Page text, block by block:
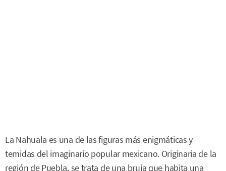
La Nahuala es una de las figuras más enigmáticas y
temidas del imaginario popular mexicano. Originaria de la
región de Puebla, se trata de una bruja que habita una